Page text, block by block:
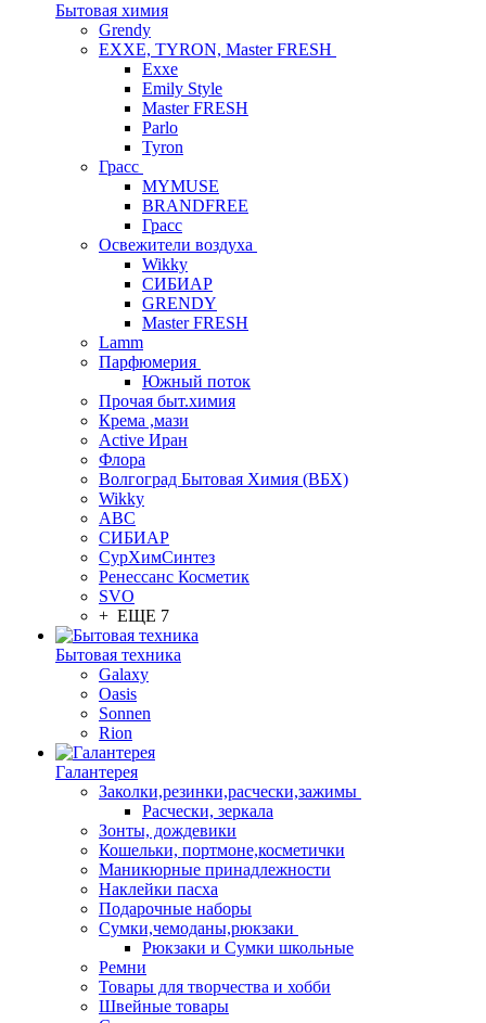
Бытовая химия
Grendy
EXXE, TYRON, Master FRESH
Exxe
Emily Style
Master FRESH
Parlo
Tyron
Грасс
MYMUSE
BRANDFREE
Грасс
Освежители воздуха
Wikky
СИБИАР
GRENDY
Master FRESH
Lamm
Парфюмерия
Южный поток
Прочая быт.химия
Крема ,мази
Аctive Иран
Флора
Волгоград Бытовая Химия (ВБХ)
Wikky
АВС
СИБИАР
СурХимСинтез
Ренессанс Косметик
SVO
+ ЕЩЕ 7
Бытовая техника
Galaxy
Oasis
Sonnen
Rion
Галантерея
Заколки,резинки,расчески,зажимы
Расчески, зеркала
Зонты, дождевики
Кошельки, портмоне,косметички
Маникюрные принадлежности
Наклейки пасха
Подарочные наборы
Сумки,чемоданы,рюкзаки
Рюкзаки и Сумки школьные
Ремни
Товары для творчества и хобби
Швейные товары